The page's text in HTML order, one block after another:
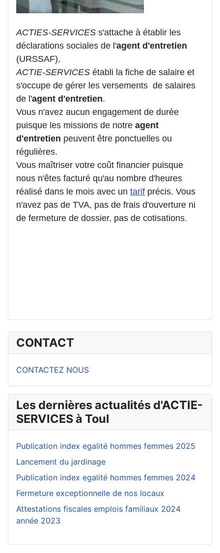
ACTIES-SERVICES s'attache à établir les
déclarations sociales de l'agent d'entretien
(URSSAF),
ACTIE-SERVICES établi la fiche de salaire et
s'occupe de gérer les versements de salaires
de l'agent d'entretien.
Vous n'avez aucun engagement de durée
puisque les missions de notre agent
d'entretien peuvent être ponctuelles ou
régulières.
Vous maîtriser votre coût financier puisque
nous n'êtes facturé qu'au nombre d'heures
réalisé dans le mois avec un tarif précis. Vous
n'avez pas de TVA, pas de frais d'ouverture ni
de fermeture de dossier, pas de cotisations.
CONTACT
CONTACTEZ NOUS
Les dernières actualités d'ACTIE-
SERVICES à Toul
Publication index egalité hommes femmes 2025
Lancement du jardinage
Publication index egalité hommes femmes 2024
Fermeture exceptionnelle de nos locaux
Attestations fiscales emplois familiaux 2024
année 2023